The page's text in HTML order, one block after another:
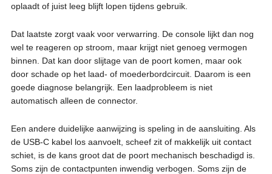
oplaadt of juist leeg blijft lopen tijdens gebruik.
Dat laatste zorgt vaak voor verwarring. De console lijkt dan nog
wel te reageren op stroom, maar krijgt niet genoeg vermogen
binnen. Dat kan door slijtage van de poort komen, maar ook
door schade op het laad- of moederbordcircuit. Daarom is een
goede diagnose belangrijk. Een laadprobleem is niet
automatisch alleen de connector.
Een andere duidelijke aanwijzing is speling in de aansluiting. Als
de USB-C kabel los aanvoelt, scheef zit of makkelijk uit contact
schiet, is de kans groot dat de poort mechanisch beschadigd is.
Soms zijn de contactpunten inwendig verbogen. Soms zijn de